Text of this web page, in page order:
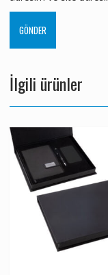
İlgili ürünler